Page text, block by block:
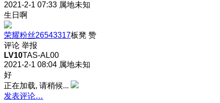
2021-2-1 07:33 属地未知
生日啊
荣耀粉丝26543317板凳 赞
评论 举报
LV10TAS-AL00
2021-2-1 08:04 属地未知
好
正在加载, 请稍候...
发表评论…